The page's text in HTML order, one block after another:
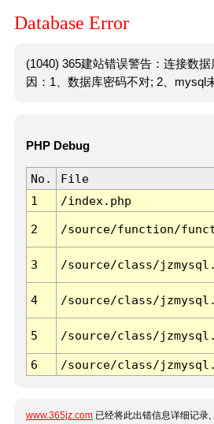
Database Error
(1040) 365建站错误警告：连接数
因：1、数据库密码不对; 2、mysql
PHP Debug
No. File
1
/index.php
2 /source/function/
3 /source/class/
4 /source/class/
5 /source/class/
6 /source/class/
www.365jz.com 已经将此出错信息详细记录